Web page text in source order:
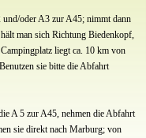
oder A3 zur A45; nimmt dann
man sich Richtung Biedenkopf,
liegt ca. 10 km von
sie bitte die Abfahrt
A 5 zur A45, nehmen die Abfahrt
sie direkt nach Marburg; von